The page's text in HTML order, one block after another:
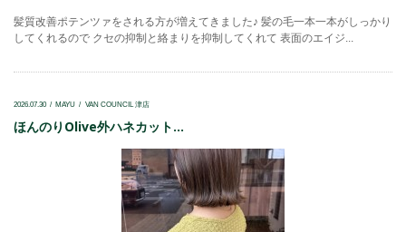
髪質改善ポテンツァをされる方が増えてきました♪ 髪の毛一本一本がしっかり
してくれるので クセの抑制と絡まりを抑制してくれて 表面のエイジ...
2026.07.30 MAYU VAN COUNCIL 津店
ほんのりOlive外ハネカット...